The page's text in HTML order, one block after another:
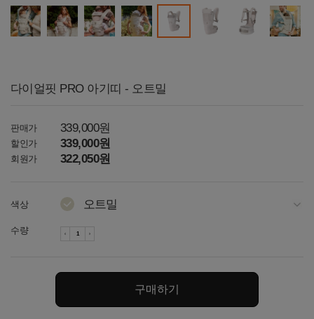
다이얼핏 PRO 아기띠 - 오트밀
판매가 339,000원
할인가 339,000원
회원가 322,050원
색상
오트밀
토프 / 그레이
수량
구매하기